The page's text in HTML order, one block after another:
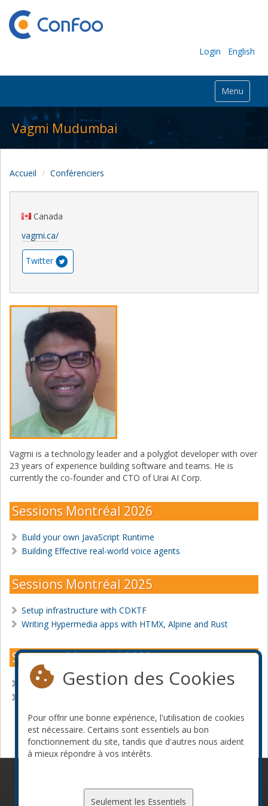
Login English
Menu
Vagmi Mudumbai
Accueil Conférenciers
Canada
vagmi.ca/
Twitter
Vagmi is a technology leader and a polyglot developer with over
23 years of experience building software and teams. He is
currently the co-founder and CTO of Urai AI Corp.
Sessions Montréal 2026
Build your own JavaScript Runtime
Building Effective real-world voice agents
Sessions Montréal 2025
Setup infrastructure with CDKTF
Writing Hypermedia apps with HTMX, Alpine and Rust
Sessions Montréal 2023
Building micro services with Rust
Devenir commanditaire
Gestion des Cookies
Pour offrir une bonne expérience, l'utilisation de cookies
est nécessaire. Certains sont essentiels au bon
fonctionnement du site, tandis que d'autres nous aident
à mieux répondre à vos intérêts.
Seulement les Essentiels